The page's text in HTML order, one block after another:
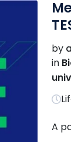
by
in
A